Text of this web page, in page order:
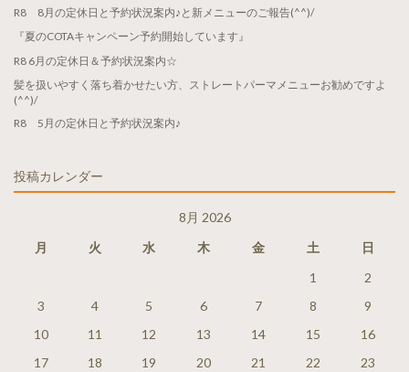
R8 8月の定休日と予約状況案内♪と新メニューのご報告(^^)/
『夏のCOTAキャンペーン予約開始しています』
R8 6月の定休日＆予約状況案内☆
髪を扱いやすく落ち着かせたい方、ストレートパーマメニューお勧めですよ
(^^)/
R8 5月の定休日と予約状況案内♪
投稿カレンダー
8月 2026
月
火 水 木 金 土
日
1
2
3
4 5 6 7 8
9
10
11 12 13 14 15
16
17
18 19 20 21 22
23